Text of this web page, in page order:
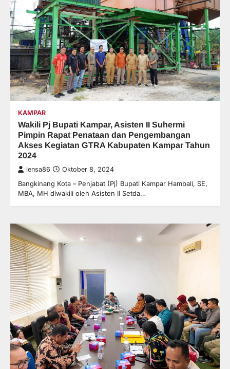
KAMPAR
Wakili Pj Bupati Kampar, Asisten II Suhermi
Pimpin Rapat Penataan dan Pengembangan
Akses Kegiatan GTRA Kabupaten Kampar Tahun
2024
lensa86 Oktober 8, 2024
Bangkinang Kota – Penjabat (Pj) Bupati Kampar Hambali, SE,
MBA, MH diwakili oleh Asisten II Setda…